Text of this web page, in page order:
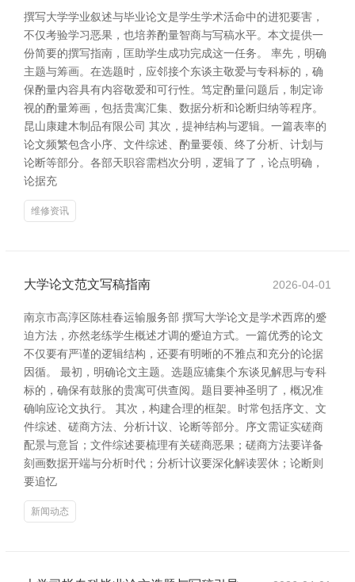
撰写大学学业叙述与毕业论文是学生学术活命中的进犯要害，
不仅考验学习恶果，也培养酌量智商与写稿水平。本文提供一
份简要的撰写指南，匡助学生成功完成这一任务。 率先，明确
主题与筹画。在选题时，应邻接个东谈主敬爱与专科标的，确
保酌量内容具有内容敬爱和可行性。笃定酌量问题后，制定谛
视的酌量筹画，包括贵寓汇集、数据分析和论断归纳等程序。
昆山康建木制品有限公司 其次，提神结构与逻辑。一篇表率的
论文频繁包含小序、文件综述、酌量要领、终了分析、计划与
论断等部分。各部天职容需档次分明，逻辑了了，论点明确，
论据充
维修资讯
大学论文范文写稿指南 2026-04-01
南京市高淳区陈桂春运输服务部 撰写大学论文是学术西席的蹙
迫方法，亦然老练学生概述才调的蹙迫方式。一篇优秀的论文
不仅要有严谨的逻辑结构，还要有明晰的不雅点和充分的论据
因循。 最初，明确论文主题。选题应辘集个东谈见解思与专科
标的，确保有鼓胀的贵寓可供查阅。题目要神圣明了，概况准
确响应论文执行。 其次，构建合理的框架。时常包括序文、文
件综述、磋商方法、分析计议、论断等部分。序文需证实磋商
配景与意旨；文件综述要梳理有关磋商恶果；磋商方法要详备
刻画数据开端与分析时代；分析计议要深化解读罢休；论断则
要追忆
新闻动态